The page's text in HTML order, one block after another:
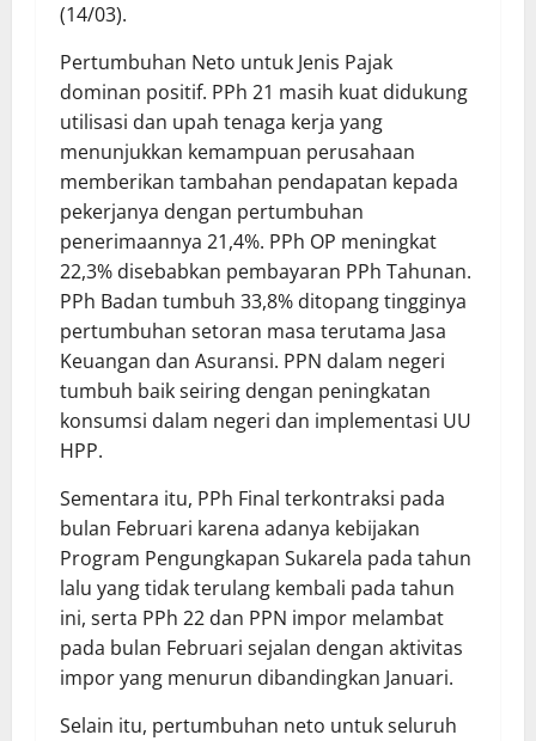
(14/03).
Pertumbuhan Neto untuk Jenis Pajak
dominan positif. PPh 21 masih kuat didukung
utilisasi dan upah tenaga kerja yang
menunjukkan kemampuan perusahaan
memberikan tambahan pendapatan kepada
pekerjanya dengan pertumbuhan
penerimaannya 21,4%. PPh OP meningkat
22,3% disebabkan pembayaran PPh Tahunan.
PPh Badan tumbuh 33,8% ditopang tingginya
pertumbuhan setoran masa terutama Jasa
Keuangan dan Asuransi. PPN dalam negeri
tumbuh baik seiring dengan peningkatan
konsumsi dalam negeri dan implementasi UU
HPP.
Sementara itu, PPh Final terkontraksi pada
bulan Februari karena adanya kebijakan
Program Pengungkapan Sukarela pada tahun
lalu yang tidak terulang kembali pada tahun
ini, serta PPh 22 dan PPN impor melambat
pada bulan Februari sejalan dengan aktivitas
impor yang menurun dibandingkan Januari.
Selain itu, pertumbuhan neto untuk seluruh